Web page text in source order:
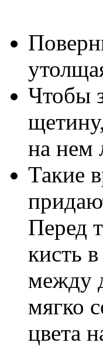
Чтобы
на нем
Такие
Перед
кисть
между
мягко
цвета